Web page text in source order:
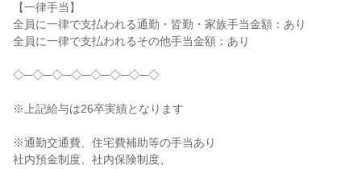
【一律手当】
全員に一律で支払われる通勤・皆勤・家族手当金額：あり
全員に一律で支払われるその他手当金額：あり
◇─◇─◇─◇─◇─◇─◇─◇
※上記給与は26卒実績となります
※通勤交通費、住宅費補助等の手当あり
社内預金制度、社内保険制度、